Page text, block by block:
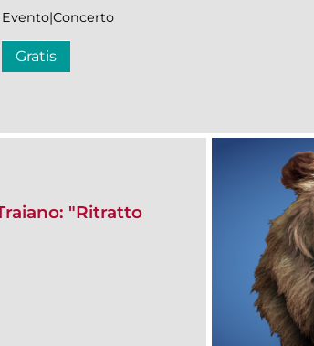
Evento|Concerto
Gratis
"Ritratto